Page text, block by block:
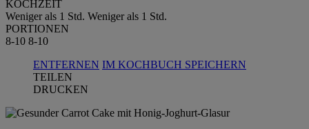
KOCHZEIT
Weniger als 1 Std. Weniger als 1 Std.
PORTIONEN
8-10 8-10
ENTFERNEN IM KOCHBUCH SPEICHERN
TEILEN
DRUCKEN